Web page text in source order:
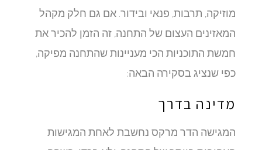
מוזיקה, תרבות, פנאי ובידור. אם גם חלק מקהל
המאזינים העצום של התחנה, זה הזמן להכיר את
חמשת התוכניות הכי מעניינות שהתחנה מפיקה,
כפי שנציג בסקירה הבאה:
מדינה בדרך
המגישה הדר מרקס נחשבת לאחת המגישות